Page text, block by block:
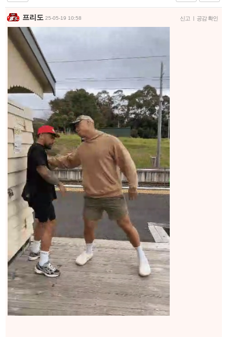
프리도 25-05-19 10:58 신고 | 공감 확인